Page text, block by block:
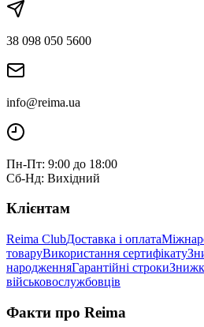
38 098 050 5600
info@reima.ua
Пн-Пт: 9:00 до 18:00
Сб-Нд: Вихідний
Клієнтам
Reima ClubДоставка і оплата
товаруВикористання сертифікату
народженняГарантійні строки
військовослужбовців
Факти про Reima